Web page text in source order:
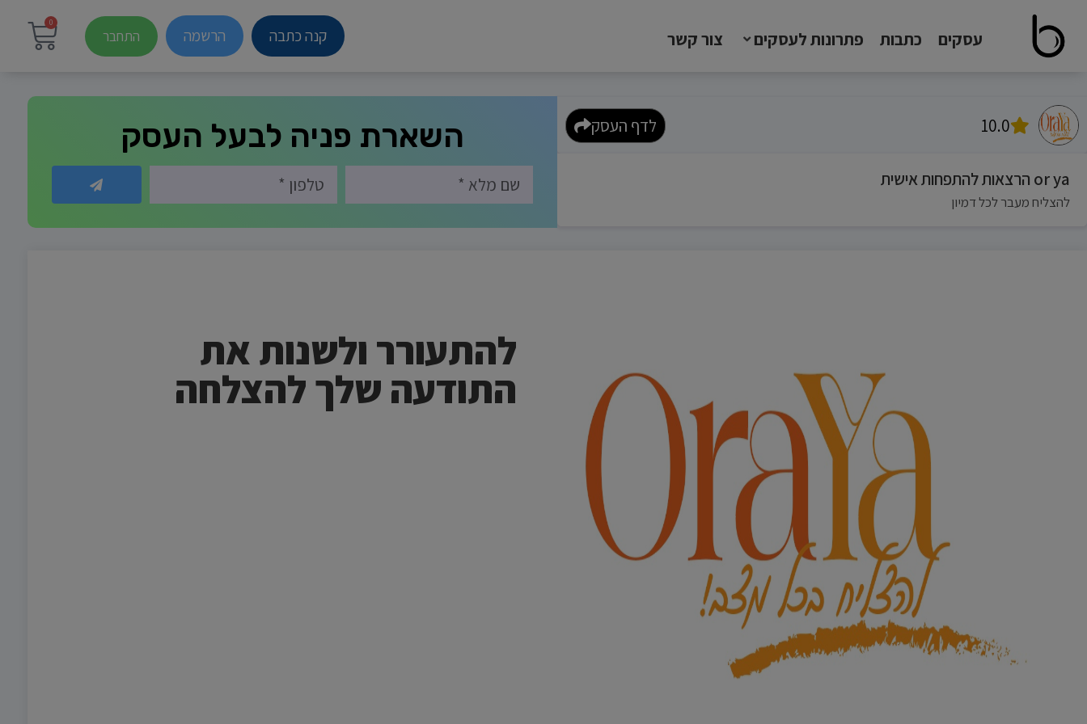
עסקים כתבות פתרונות לעסקים צור קשר קנה כתבה הרשמה התחבר
0
10.0 לדף העסק
or ya הרצאות להתפחות אישית
להצליח מעבר לכל דמיון
השארת פניה לבעל העסק
להתעורר ולשנות את
התודעה שלך להצלחה